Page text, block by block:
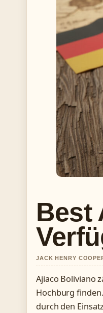
Best
JACK HENRY
Ajiaco Boliviano
Hochburg
durch den